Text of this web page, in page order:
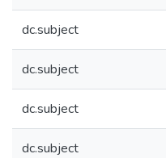
dc.subject
dc.subject
dc.subject
dc.subject